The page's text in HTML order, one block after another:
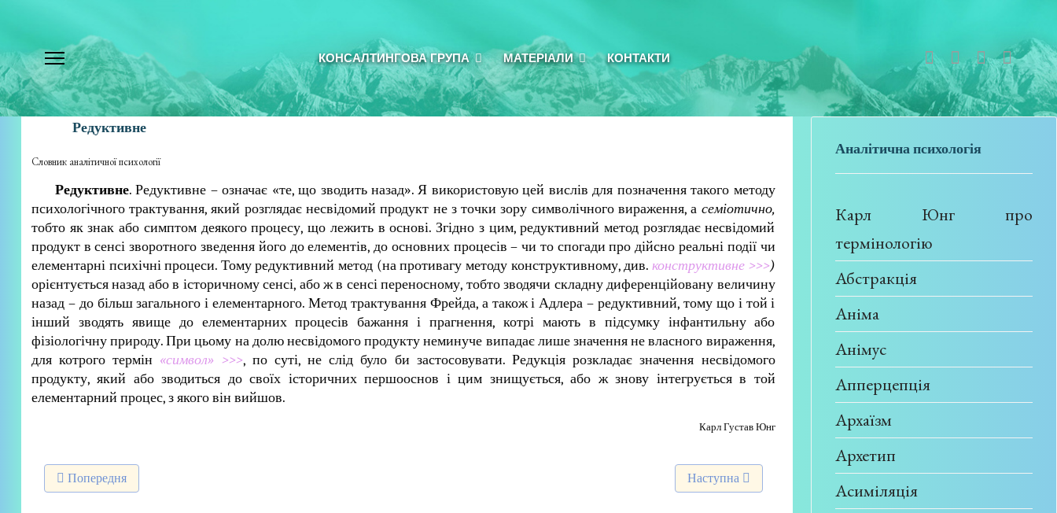
КОНСАЛТИНГОВА ГРУПА МАТЕРІАЛИ КОНТАКТИ
Редуктивне
Словник аналітичної психології
Редуктивне. Редуктивне – означає «те, що зводить назад». Я використовую цей вислів для позначення такого методу
психологічного трактування, який розглядає несвідомий продукт не з точки зору символічного вираження, а семіотично,
тобто як знак або симптом деякого процесу, що лежить в основі. Згідно з цим, редуктивний метод розглядає несвідомий
продукт в сенсі зворотного зведення його до елементів, до основних процесів – чи то спогади про дійсно реальні події чи
елементарні психічні процеси. Тому редуктивний метод (на противагу методу конструктивному, див. конструктивне >>>)
орієнтується назад або в історичному сенсі, або ж в сенсі переносному, тобто зводячи складну диференційовану величину
назад – до більш загального і елементарного. Метод трактування Фрейда, а також і Адлера – редуктивний, тому що і той і
інший зводять явище до елементарних процесів бажання і прагнення, котрі мають в підсумку інфантильну або
фізіологічну природу. При цьому на долю несвідомого продукту неминуче випадає лише значення не власного вираження,
для котрого термін «символ» >>>, по суті, не слід було би застосовувати. Редукція розкладає значення несвідомого
продукту, який або зводиться до своїх історичних першооснов і цим знищується, або ж знову інтегрується в той
елементарний процес, з якого він вийшов.
Карл Густав Юнг
Попередня стаття: Раціональне
Попередня Наступна стаття: Самість
Наступна
Аналітична психологія
Карл Юнг про
термінологію
Абстракція
Аніма
Анімус
Апперцепція
Архаїзм
Архетип
Асиміляція